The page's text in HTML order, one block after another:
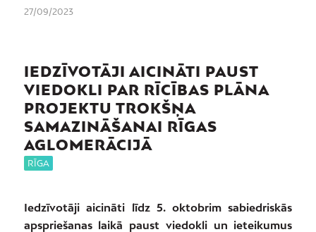
27/09/2023
IEDZĪVOTĀJI AICINĀTI PAUST
VIEDOKLI PAR RĪCĪBAS PLĀNA
PROJEKTU TROKŠŅA
SAMAZINĀŠANAI RĪGAS
AGLOMERĀCIJĀ
RĪGA
Iedzīvotāji aicināti līdz 5. oktobrim sabiedriskās
apspriešanas laikā paust viedokli un ieteikumus